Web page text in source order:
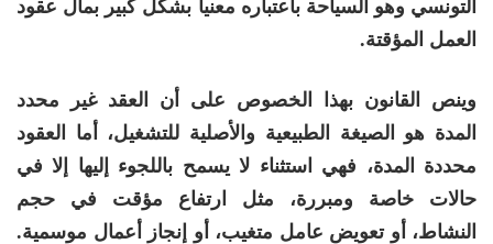
التونسي وهو السياحة باعتباره معنيا بشكل كبير بمآل عقود
العمل المؤقتة.
وينص القانون بهذا الخصوص على أن العقد غير محدد
المدة هو الصيغة الطبيعية والأصلية للتشغيل، أما العقود
محددة المدة، فهي استثناء لا يسمح باللجوء إليها إلا في
حالات خاصة ومبررة، مثل ارتفاع مؤقت في حجم
النشاط، أو تعويض عامل متغيب، أو إنجاز أعمال موسمية.